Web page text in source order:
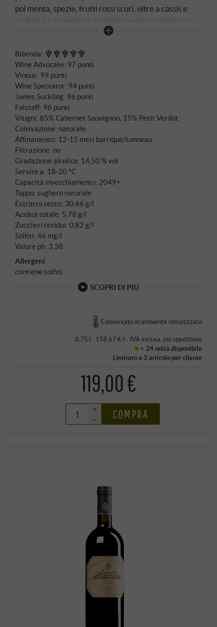
poi menta, spezie, frutti rossi scuri, oltre a cassis e
grafite. Le esperienze gustative vengono alla luce a
piccoli spicchi; con questo eccezionale vino rosso,
altrove per poter scoprire appieno la profondità e la
complessità di questo gioiello toscano.
Bibenda:
Wine Advocate: 97 punti
Vinous: 99 punti
Wine Spectator: 94 punti
James Suckling: 96 punti
Falstaff: 96 punti
Vitigni: 85% Cabernet Sauvignon, 15% Petit Verdot
Coltivazione: naturale
Affinamento: 12‑15 mesi barrique/tonneau
Filtrazione: no
Gradazione alcolica: 14,50 % vol
Servire a: 18‑20 °C
Capacità invecchiamento: 2049+
Tappo: sughero naturale
Estratto secco: 30,66 g/l
Acidità totale: 5,78 g/l
Zuccheri residui: 0,82 g/l
Solfiti: 46 mg/l
Valore ph: 3,38
Allergeni
contiene solfiti
SCOPRI DI PIÙ
Conservato in ambiente climatizzato
0,75 l · 158,67 €/l · IVA inclusa , più spedizione
< 24 unità disponibile
Limitato a 3 articolo per cliente
119,00 €
+
–
COMPRA